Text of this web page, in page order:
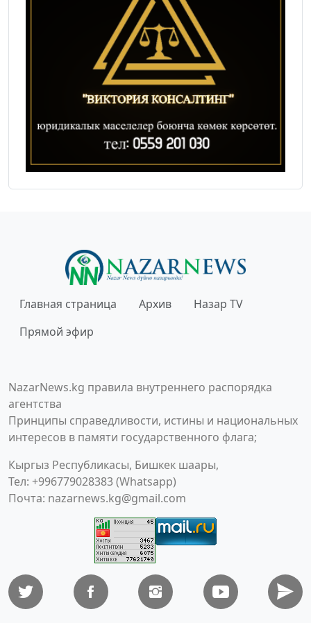
Главная страница Архив
Назар TV
Прямой эфир
NazarNews.kg правила внутреннего распорядка
агентства
Принципы справедливости, истины и национальных
интересов в памяти государственного флага;
Кыргыз Республикасы, Бишкек шаары,
Тел: +996779028383 (Whatsapp)
Почта: nazarnews.kg@gmail.com